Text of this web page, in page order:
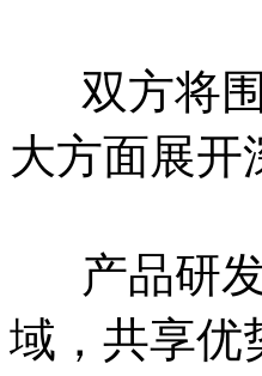
双方将围
大方面展开
产品研发
域，共享优